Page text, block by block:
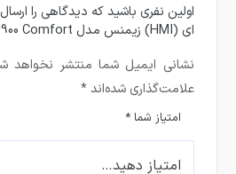
اولین نفری باشید که دیدگاهی را
ای (HMI) زیمنس مدل KP900 Comfort”
نشانی ایمیل شما منتشر نخواهد
علامت‌گذاری شده‌اند*
امتیاز شما*